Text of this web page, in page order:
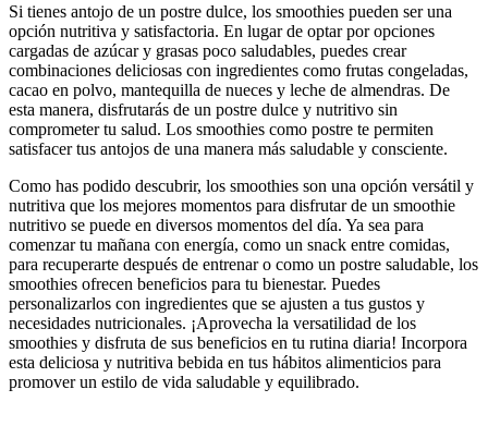
Si tienes antojo de un postre dulce, los smoothies pueden ser una
opción nutritiva y satisfactoria. En lugar de optar por opciones
cargadas de azúcar y grasas poco saludables, puedes crear
combinaciones deliciosas con ingredientes como frutas congeladas,
cacao en polvo, mantequilla de nueces y leche de almendras. De
esta manera, disfrutarás de un postre dulce y nutritivo sin
comprometer tu salud. Los smoothies como postre te permiten
satisfacer tus antojos de una manera más saludable y consciente.
Como has podido descubrir, los smoothies son una opción versátil y
nutritiva que los mejores momentos para disfrutar de un smoothie
nutritivo se puede en diversos momentos del día. Ya sea para
comenzar tu mañana con energía, como un snack entre comidas,
para recuperarte después de entrenar o como un postre saludable, los
smoothies ofrecen beneficios para tu bienestar. Puedes
personalizarlos con ingredientes que se ajusten a tus gustos y
necesidades nutricionales. ¡Aprovecha la versatilidad de los
smoothies y disfruta de sus beneficios en tu rutina diaria! Incorpora
esta deliciosa y nutritiva bebida en tus hábitos alimenticios para
promover un estilo de vida saludable y equilibrado.